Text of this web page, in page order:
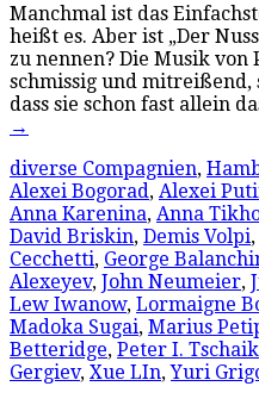
Manchmal ist das
heißt es. Aber ist „Der
zu nennen? Die Musik von
schmissig und
dass sie schon fast allein
→
diverse Compagnien,
Alexei Bogorad, Alexei
Anna Karenina, Anna
David Briskin, Demis Volpi,
Cecchetti, George
Alexeyev, John Neumeier,
Lew Iwanow, Lormaigne
Madoka Sugai, Marius
Betteridge, Peter I.
Gergiev, Xue LIn,Yuri